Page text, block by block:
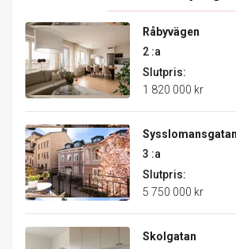
Råbyvägen
2 :a
Slutpris:
1 820 000 kr
Sysslomansgatan
3 :a
Slutpris:
5 750 000 kr
Skolgatan